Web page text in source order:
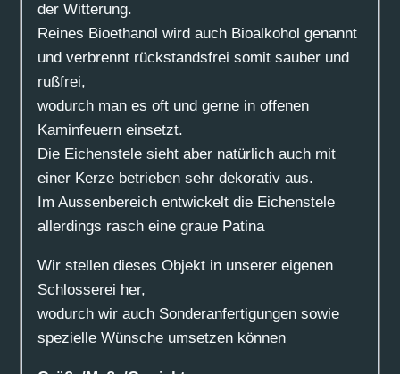
der Witterung.
Reines Bioethanol wird auch Bioalkohol genannt
und verbrennt rückstandsfrei somit sauber und
rußfrei,
wodurch man es oft und gerne in offenen
Kaminfeuern einsetzt.
Die Eichenstele sieht aber natürlich auch mit
einer Kerze betrieben sehr dekorativ aus.
Im Aussenbereich entwickelt die Eichenstele
allerdings rasch eine graue Patina
Wir stellen dieses Objekt in unserer eigenen
Schlosserei her,
wodurch wir auch Sonderanfertigungen sowie
spezielle Wünsche umsetzen können